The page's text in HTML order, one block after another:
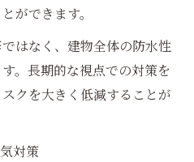
ができます。
はなく、建物全体の防水性
。長期的な視点での対策を
クを大きく低減することが
対策